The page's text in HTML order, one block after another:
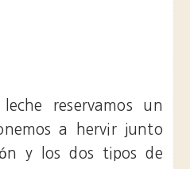
reservamos un
a hervir junto
y los dos tipos de